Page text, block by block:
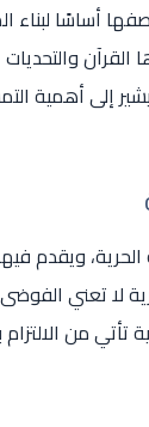
أساسًا لبناء
القرآن
إلى أهمية
ويقدم
لا تعني
تأتي من